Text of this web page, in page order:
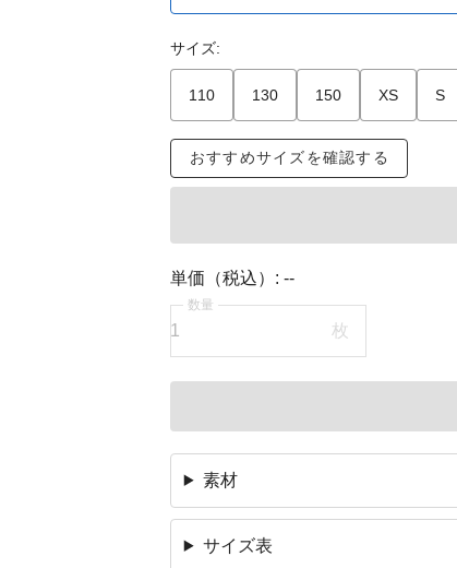
サイズ:
110 130 150 XS S
おすすめサイズを確認する
単価（税込）: --
枚
数量
素材
サイズ表